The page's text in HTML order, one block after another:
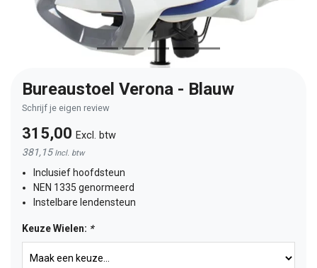
Bureaustoel Verona - Blauw
Schrijf je eigen review
315,00 Excl. btw
381,15Incl. btw
Inclusief hoofdsteun
NEN 1335 genormeerd
Instelbare lendensteun
Keuze Wielen: *